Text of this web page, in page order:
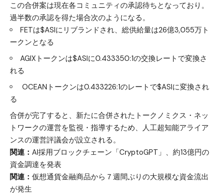
この合併案は現在各コミュニティの承認待ちとなっており。
過半数の承認を得た場合次のようになる。
FETは$ASIにリブランドされ、総供給量は26億3,055万ト
ークンとなる
AGIXトークンは$ASIに0.433350:1の交換レートで変換さ
れる
OCEANトークンは0.433226:1のレートで$ASIに変換され
る
合併が完了すると、新たに合併されたトークノミクス・ネッ
トワークの運営を監視・指導するため、人工超知能アライア
ンスの運営評議会が設立される。
関連： AI採用ブロックチェーン「CryptoGPT」、約13億円の
資金調達を発表
関連： 仮想通貨金融商品から７週間ぶりの大規模な資金流出
が発生